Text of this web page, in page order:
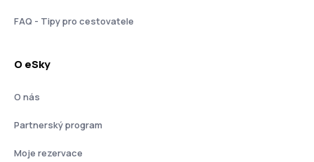
FAQ - Tipy pro cestovatele
O eSky
O nás
Partnerský program
Moje rezervace